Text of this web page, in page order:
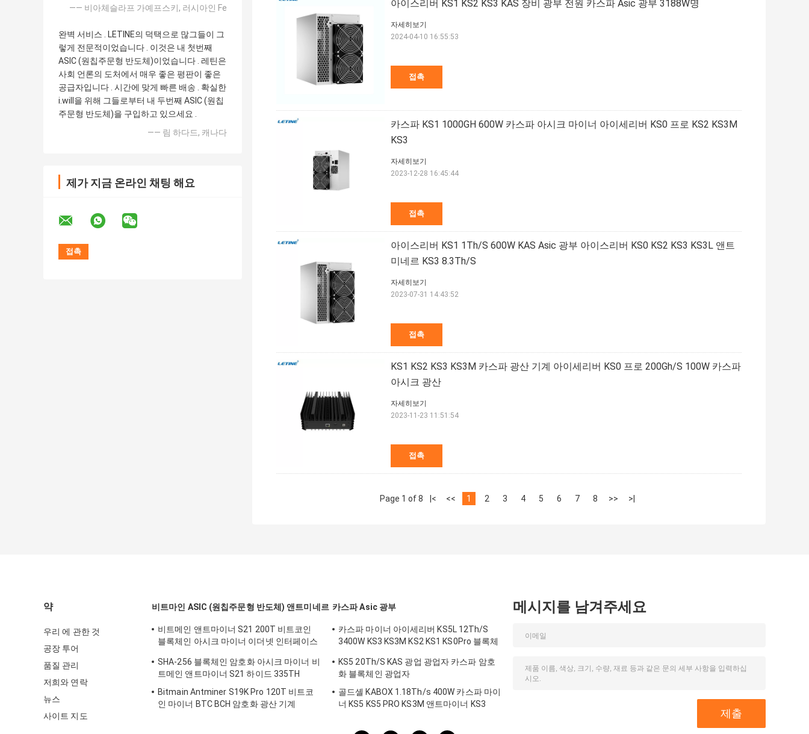
—— 비아체슬라프 가예프스키, 러시아인 Fe
완벽 서비스 . LETINE의 덕택으로 많그들이 그
렇게 전문적이었습니다 . 이것은 내 첫번째
ASIC (원칩주문형 반도체)이었습니다 . 레틴은
사회 언론의 도처에서 매우 좋은 평판이 좋은
공급자입니다 . 시간에 맞게 빠른 배송 . 확실한
i.will을 위해 그들로부터 내 두번째 ASIC (원칩
주문형 반도체)을 구입하고 있으세요 .
—— 림 하다드, 캐나다
제가 지금 온라인 채팅 해요
아이스리버 KS1 KS2 KS3 KAS 장비 광부 전원 카스파 Asic 광부 3188W명
접촉
자세히보기
2024-04-10 16:55:53
카스파 KS1 1000GH 600W 카스파 아시크 마이너 아이세리버 KS0 프로 KS2 KS3M
KS3
접촉
자세히보기
2023-12-28 16:45:44
아이스리버 KS1 1Th/S 600W KAS Asic 광부 아이스리버 KS0 KS2 KS3 KS3L 앤트
미네르 KS3 8.3Th/S
접촉
자세히보기
2023-07-31 14:43:52
KS1 KS2 KS3 KS3M 카스파 광산 기계 아이세리버 KS0 프로 200Gh/S 100W 카스파
아시크 광산
접촉
자세히보기
2023-11-23 11:51:54
Page 1 of 8 |< << 1 2 3 4 5 6 7 8 >> >|
약
우리 에 관한 것
공장 투어
품질 관리
저희와 연락
뉴스
사이트 지도
비트마인 ASIC (원칩주문형 반도체) 앤트미네르
비트메인 앤트마이너 S21 200T 비트코인
블록체인 아시크 마이너 이더넷 인터페이스
SHA-256 블록체인 암호화 아시크 마이너 비
트메인 앤트마이너 S21 하이드 335TH
Bitmain Antminer S19K Pro 120T 비트코
인 마이너 BTC BCH 암호화 광산 기계
카스파 Asic 광부
카스파 마이너 아이세리버 KS5L 12Th/S
3400W KS3 KS3M KS2 KS1 KS0Pro 블록체
KS5 20Th/S KAS 광업 광업자 카스파 암호
화 블록체인 광업자
골드셸 KABOX 1.18Th/s 400W 카스파 마이
너 KS5 KS5 PRO KS3M 앤트마이너 KS3
메시지를 남겨주세요